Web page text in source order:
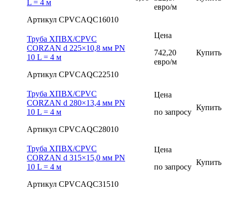
L = 4 м
Артикул CPVCAQC16010
евро/м
Труба ХПВХ/CPVC
CORZAN d 225×10,8 мм PN
10 L = 4 м
Артикул CPVCAQC22510
Цена
742,20
евро/м
Купить
Труба ХПВХ/CPVC
CORZAN d 280×13,4 мм PN
10 L = 4 м
Артикул CPVCAQC28010
Цена
по запросу
Купить
Труба ХПВХ/CPVC
CORZAN d 315×15,0 мм PN
10 L = 4 м
Артикул CPVCAQC31510
Цена
по запросу
Купить